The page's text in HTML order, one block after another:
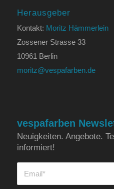
Herausgeber
Kontakt: Moritz Hämmerlein
Zossener Strasse 33
10961 Berlin
moritz@vespafarben.de
vespafarben
Neuigkeiten. Angebote.
informiert!